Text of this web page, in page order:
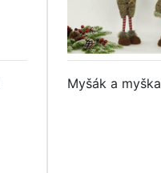
Myšák a myška